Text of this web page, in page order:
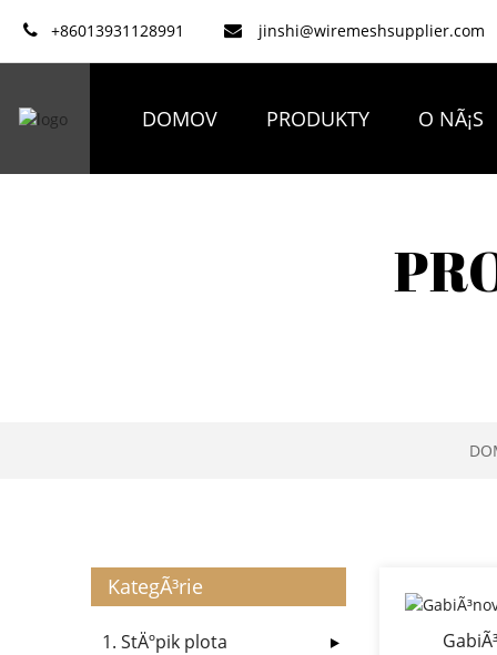
+86013931128991 jinshi@wiremeshsupplier.com
DOMOV PRODUKTY O NÃ¡S
KategÃ³rie
1. StÄºpik plota